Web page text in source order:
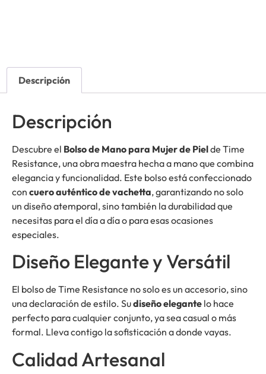
Descripción
Descripción
Descubre el Bolso de Mano para Mujer de Pielde Time
Resistance, una obra maestra hecha a mano que combina
elegancia y funcionalidad. Este bolso está confeccionado
con cuero auténtico de vachetta, garantizando no solo
un diseño atemporal, sino también la durabilidad que
necesitas para el día a día o para esas ocasiones
especiales.
Diseño Elegante y Versátil
El bolso de Time Resistance no solo es un accesorio, sino
una declaración de estilo. Sudiseño elegante lo hace
perfecto para cualquier conjunto, ya sea casual o más
formal. Lleva contigo la sofisticación a donde vayas.
Calidad Artesanal